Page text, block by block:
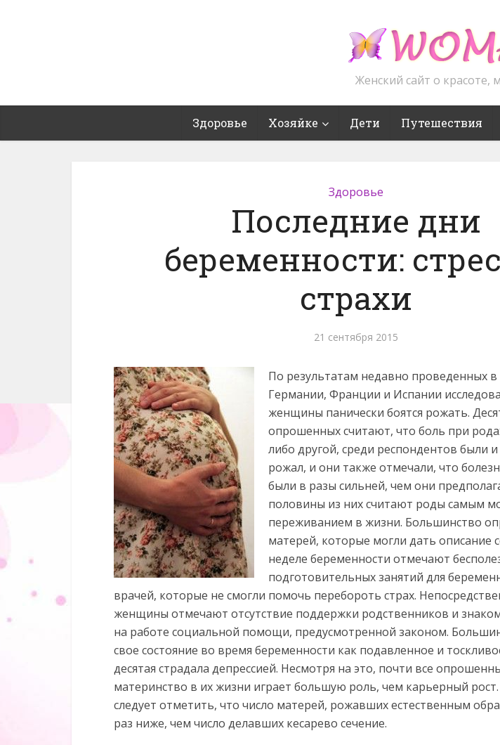
Женский сайт о красоте,
Здоровье Хозяйке Дети Путешествия
Здоровье
Последние дни
беременности:
страхи
21 сентября 2015
По результатам недавно проведенных
Германии, Франции и Испании
женщины панически боятся рожать.
опрошенных считают, что боль при
либо другой, среди респондентов были и
рожал, и они также отмечали, что
были в разы сильней, чем они
половины из них считают роды самым
переживанием в жизни. Большинство
матерей, которые могли дать описание
неделе беременности отмечают
подготовительных занятий для
врачей, которые не смогли помочь перебороть страх.
женщины отмечают отсутствие поддержки родственников и
на работе социальной помощи, предусмотренной законом.
свое состояние во время беременности как подавленное и
десятая страдала депрессией. Несмотря на это, почти все
материнство в их жизни играет большую роль, чем карьерный
следует отметить, что число матерей, рожавших естественным
раз ниже, чем число делавших кесарево сечение.